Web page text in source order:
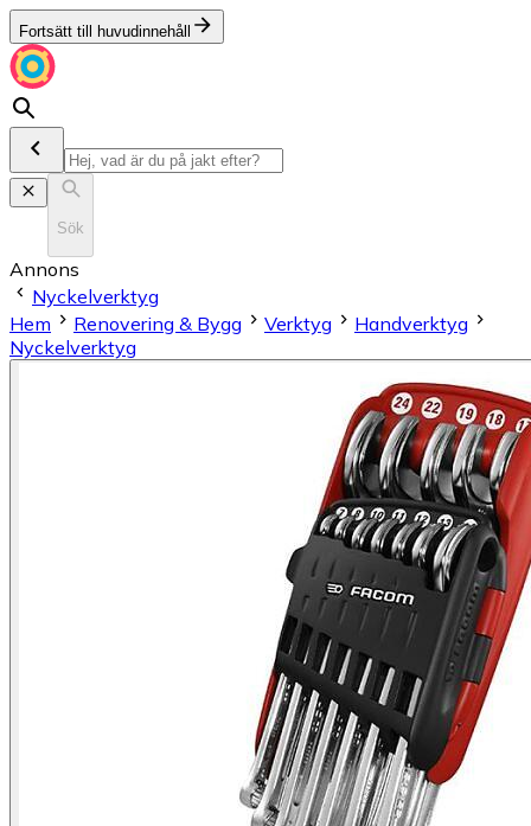
Fortsätt till huvudinnehåll
Sök
Annons
Nyckelverktyg
Hem
Renovering & Bygg Verktyg
Handverktyg
Nyckelverktyg